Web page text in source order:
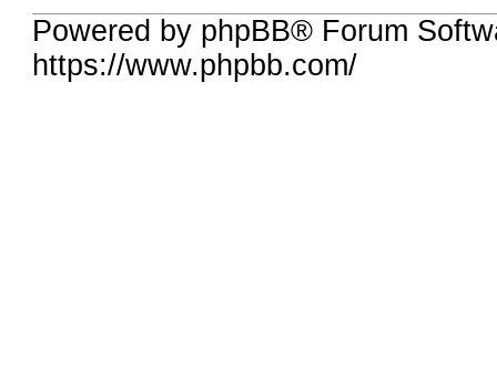
Powered by phpBB® Forum
https://www.phpbb.com/